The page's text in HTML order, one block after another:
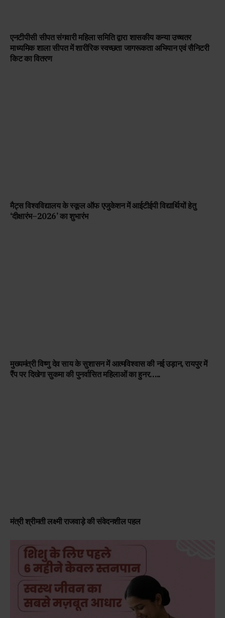
एनटीपीसी सीपत संगवारी महिला समिति द्वारा शासकीय कन्या उच्चतर
माध्यमिक शाला सीपत में शारीरिक स्वच्छता जागरूकता अभियान एवं सैनिटरी
किट का वितरण
मैट्स विश्वविद्यालय के स्कूल ऑफ एजुकेशन में आईटीईपी विद्यार्थियों हेतु
‘दीक्षारंभ–2026’ का शुभारंभ
मुख्यमंत्री विष्णु देव साय के सुशासन में आत्मविश्वास की नई उड़ान, रायपुर में
रैंप पर दिखेगा सुकमा की पुनर्वासित महिलाओं का हुनर…..
मंत्री श्रीमती लक्ष्मी राजवाड़े की संवेदनशील पहल